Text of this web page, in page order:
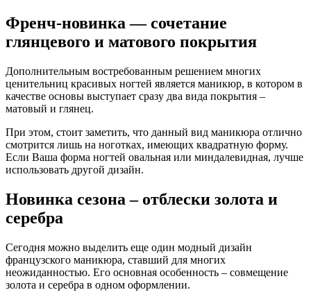
Френч-новинка — сочетание
глянцевого и матового покрытия
Дополнительным востребованным решением многих
ценительниц красивых ногтей является маникюр, в котором в
качестве основы выступает сразу два вида покрытия –
матовый и глянец.
При этом, стоит заметить, что данный вид маникюра отлично
смотрится лишь на ноготках, имеющих квадратную форму.
Если Ваша форма ногтей овальная или миндалевидная, лучше
использовать другой дизайн.
Новинка сезона – отблески золота и
серебра
Сегодня можно выделить еще один модный дизайн
французского маникюра, ставший для многих
неожиданностью. Его основная особенность – совмещение
золота и серебра в одном оформлении.